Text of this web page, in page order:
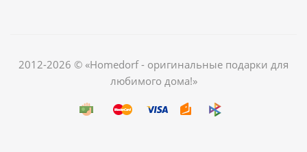
2012-2026 © «Homedorf - оригинальные подарки для
любимого дома!»